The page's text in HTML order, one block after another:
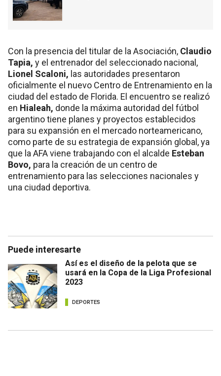
Con la presencia del titular de la Asociación, Claudio
Tapia, y el entrenador del seleccionado nacional,
Lionel Scaloni, las autoridades presentaron
oficialmente el nuevo Centro de Entrenamiento en la
ciudad del estado de Florida. El encuentro se realizó
en Hialeah, donde la máxima autoridad del fútbol
argentino tiene planes y proyectos establecidos
para su expansión en el mercado norteamericano,
como parte de su estrategia de expansión global, ya
que la AFA viene trabajando con el alcalde Esteban
Bovo, para la creación de un centro de
entrenamiento para las selecciones nacionales y
una ciudad deportiva.
Puede interesarte
Así es el diseño de la pelota que se
usará en la Copa de la Liga Profesional
2023
DEPORTES